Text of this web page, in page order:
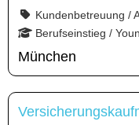
Kundenbetreuung /
Berufseinstieg /
München